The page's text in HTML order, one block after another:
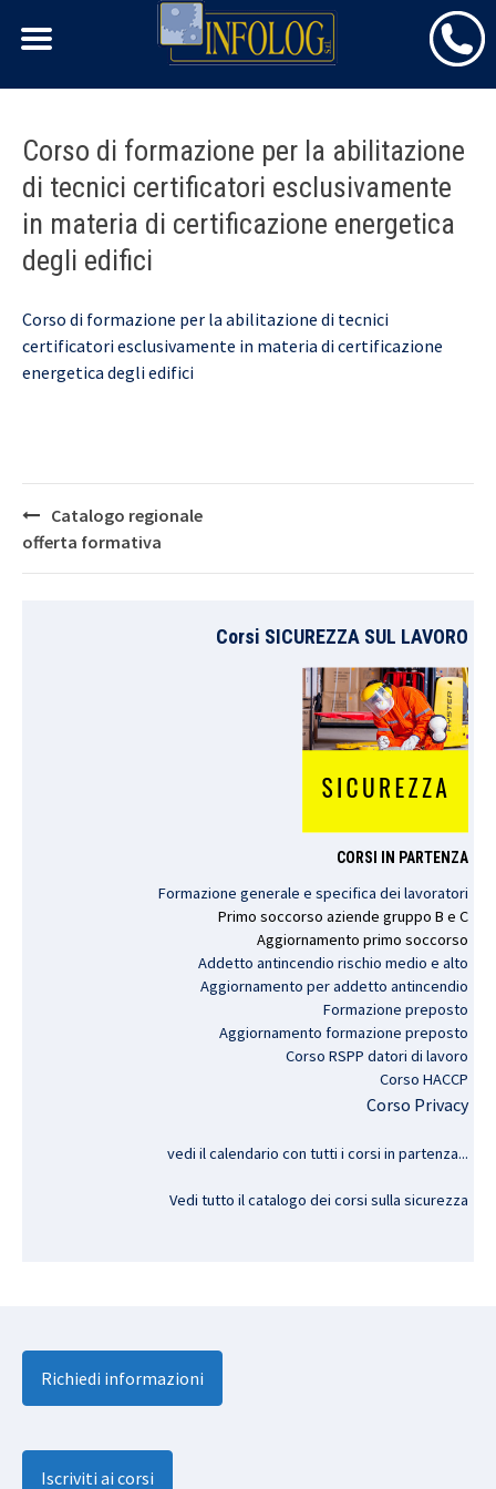
Skip
content
Corso di formazione per la abilitazione
di tecnici certificatori esclusivamente
in materia di certificazione energetica
degli edifici
Corso di formazione per la abilitazione di tecnici
certificatori esclusivamente in materia di certificazione
energetica degli edifici
Post
navigation
Catalogo regionale
offerta formativa
Corsi SICUREZZA SUL LAVORO
CORSI IN PARTENZA
Formazione generale e specifica dei lavoratori
Primo soccorso aziende gruppo B e C
Aggiornamento primo soccorso
Addetto antincendio rischio medio e alto
Aggiornamento per addetto antincendio
Formazione preposto
Aggiornamento formazione preposto
Corso RSPP datori di lavoro
Corso HACCP
Corso Privacy
vedi il calendario con tutti i corsi in partenza...
Vedi tutto il catalogo dei corsi sulla sicurezza
Richiedi informazioni
Iscriviti ai corsi